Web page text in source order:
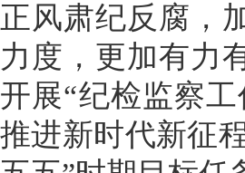
正风肃纪反腐，
力度，更加有力
开展“纪检监察
推进新时代新征